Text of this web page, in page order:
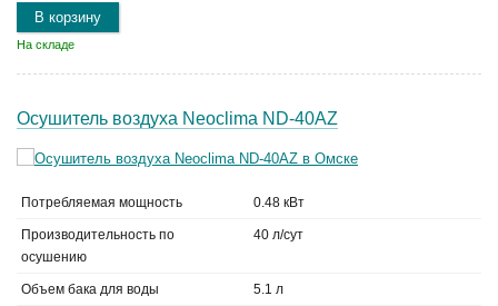
В корзину
На складе
Осушитель воздуха Neoclima ND-40AZ
Потребляемая мощность 0.48 кВт
Производительность по
осушению
40 л/сут
Объем бака для воды 5.1 л